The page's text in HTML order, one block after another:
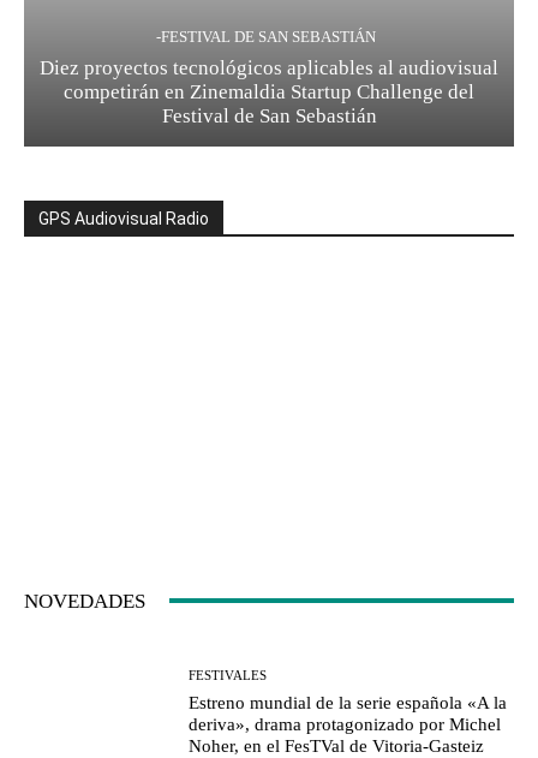
-FESTIVAL DE SAN SEBASTIÁN
Diez proyectos tecnológicos aplicables al audiovisual
competirán en Zinemaldia Startup Challenge del
Festival de San Sebastián
GPS Audiovisual Radio
NOVEDADES
FESTIVALES
Estreno mundial de la serie española «A la
deriva», drama protagonizado por Michel
Noher, en el FesTVal de Vitoria-Gasteiz